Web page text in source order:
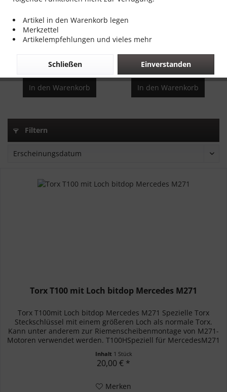
Sternprofil Kraft-
Steckschlüsselsatz, 25-tlg.
In den Warenkorb
Standard Stern...
2,00 € *
In den Warenkorb
Filtern
Torx T100 mit Loch bitdop Mercedes M271
Torx T100mit Loch bitdop Mercedes M271 Spezielle Torx
Steckschlüssel mit einem größeren Loch als normale Torx.
Kann unter anderem zur Riemenscheibenmontage von M271-
Motoren verwendet werden. T100HSpeziell für MercedesM271
Inhalt 1 Stück
20,00 € *
Merken
Artikel in den Warenkorb legen
Merkzettel
Artikelempfehlungen und vieles mehr
Einverstanden
Schließen